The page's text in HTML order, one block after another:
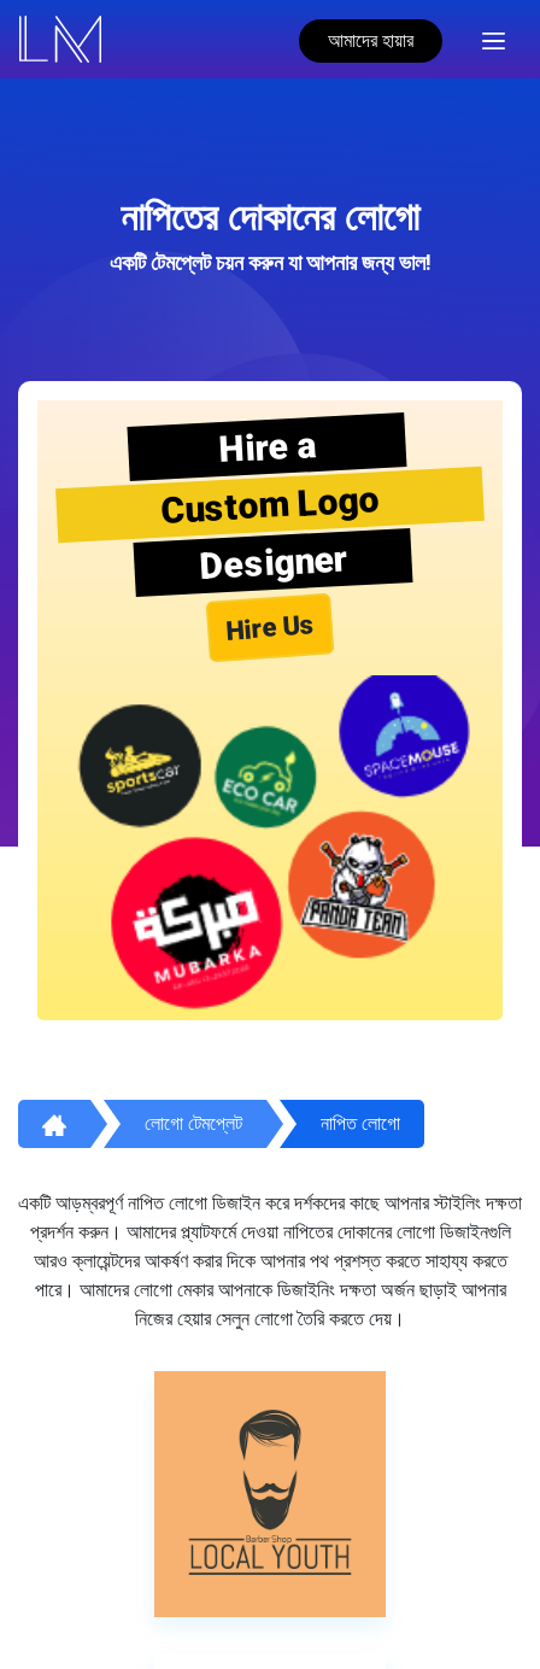
আমাদের হায়ার
নাপিতের দোকানের লোগো
একটি টেমপ্লেট চয়ন করুন যা আপনার জন্য ভাল!
Hire a
Custom Logo
Designer
Hire Us
লোগো টেমপ্লেট নাপিত লোগো
একটি আড়ম্বরপূর্ণ নাপিত লোগো ডিজাইন করে দর্শকদের কাছে আপনার স্টাইলিং দক্ষতা
প্রদর্শন করুন। আমাদের প্ল্যাটফর্মে দেওয়া নাপিতের দোকানের লোগো ডিজাইনগুলি
আরও ক্লায়েন্টদের আকর্ষণ করার দিকে আপনার পথ প্রশস্ত করতে সাহায্য করতে
পারে। আমাদের লোগো মেকার আপনাকে ডিজাইনিং দক্ষতা অর্জন ছাড়াই আপনার
নিজের হেয়ার সেলুন লোগো তৈরি করতে দেয়।